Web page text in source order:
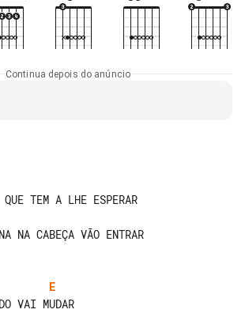
Continua depois do anúncio
E
VAI MUDAR